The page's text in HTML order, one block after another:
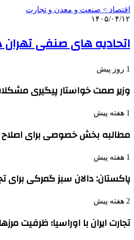
اقتصاد > صنعت و معدن و تجارت
۱۴۰۵/۰۴/۱۲
اتحادیه های صنفی تهران در روزهای ۱۳
1 روز پیش
وزیر صمت خواستار پیگیری
1 هفته پیش
مطالبه بخش خصوصی برای
1 هفته پیش
پاکستان: دالان سبز گمرکی برای
2 هفته پیش
تجارت ایران با اوراسیا؛ ظرفیت